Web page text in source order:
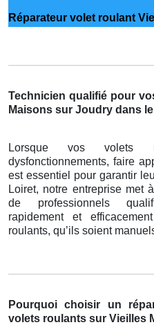
Réparateur volet roulant
Technicien qualifié pour
Maisons sur Joudry dans
Lorsque vos volets
dysfonctionnements, faire
est essentiel pour garantir
Loiret, notre entreprise met
de professionnels
rapidement et
roulants, qu’ils soient
Pourquoi choisir un
volets roulants sur Vieilles